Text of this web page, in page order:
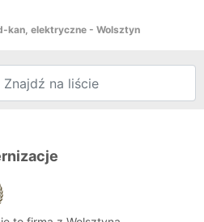
kan, elektryczne - Wolsztyn